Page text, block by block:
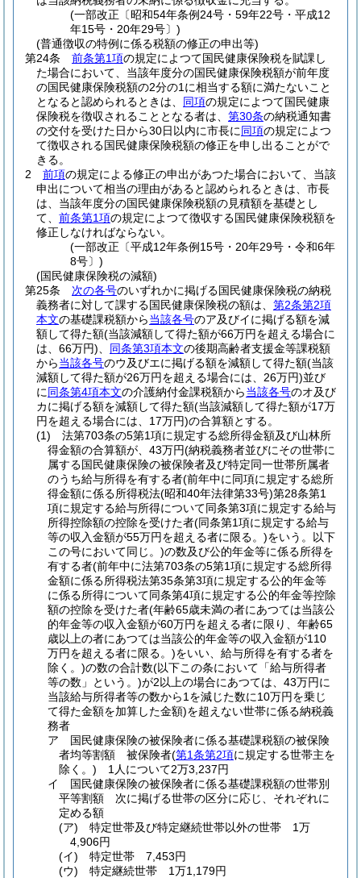
(一部改正〔昭和54年条例24号・59年22号・平成12
年15号・20年29号〕)
(普通徴収の特例に係る税額の修正の申出等)
第24条
前条第1項の規定によつて国民健康保険税を賦課し
た場合において、当該年度分の国民健康保険税額が前年度
の国民健康保険税額の2分の1に相当する額に満たないこと
となると認められるときは、 同項の規定によつて国民健康
保険税を徴収されることとなる者は、 第30条の納税通知書
の交付を受けた日から30日以内に市長に同項の規定によつ
て徴収される国民健康保険税額の修正を申し出ることがで
きる。
2
前項の規定による修正の申出があつた場合において、当該
申出について相当の理由があると認められるときは、市長
は、当該年度分の国民健康保険税額の見積額を基礎とし
て、 前条第1項の規定によつて徴収する国民健康保険税額を
修正しなければならない。
(一部改正〔平成12年条例15号・20年29号・令和6年
8号〕)
(国民健康保険税の減額)
第25条
次の各号のいずれかに掲げる国民健康保険税の納税
義務者に対して課する国民健康保険税の額は、 第2条第2項
本文の基礎課税額から当該各号のア及びイに掲げる額を減
額して得た額(当該減額して得た額が66万円を超える場合に
は、66万円)
同条第3項本文の後期高齢者支援金等課税額
から当該各号のウ及びエに掲げる額を減額して得た額(当該
減額して得た額が26万円を超える場合には、26万円)並び
に同条第4項本文の介護納付金課税額から当該各号のオ及び
カに掲げる額を減額して得た額(当該減額して得た額が17万
円を超える場合には、17万円)の合算額とする。
(1)
法第703条の5第1項に規定する総所得金額及び山林所
得金額の合算額が、43万円(納税義務者並びにその世帯に
属する国民健康保険の被保険者及び特定同一世帯所属者
のうち給与所得を有する者(前年中に同項に規定する総所
得金額に係る所得税法(昭和40年法律第33号)第28条第1
項に規定する給与所得について同条第3項に規定する給与
所得控除額の控除を受けた者(同条第1項に規定する給与
等の収入金額が55万円を超える者に限る。)をいう。以下
この号において同じ。)の数及び公的年金等に係る所得を
有する者(前年中に法第703条の5第1項に規定する総所得
金額に係る所得税法第35条第3項に規定する公的年金等
に係る所得について同条第4項に規定する公的年金等控除
額の控除を受けた者(年齢65歳未満の者にあつては当該公
的年金等の収入金額が60万円を超える者に限り、年齢65
歳以上の者にあつては当該公的年金等の収入金額が110
万円を超える者に限る。)をいい、給与所得を有する者を
除く。)の数の合計数(以下この条において「給与所得者
等の数」という。)が2以上の場合にあつては、43万円に
当該給与所得者等の数から1を減じた数に10万円を乗じ
て得た金額を加算した金額)を超えない世帯に係る納税義
務者
ア
国民健康保険の被保険者に係る基礎課税額の被保険
者均等割額 被保険者(第1条第2項に規定する世帯主を
除く。) 1人について2万3,237円
イ
国民健康保険の被保険者に係る基礎課税額の世帯別
平等割額 次に掲げる世帯の区分に応じ、それぞれに
定める額
(ア)
特定世帯及び特定継続世帯以外の世帯 1万
4,906円
(イ)
特定世帯 7,453円
(ウ)
特定継続世帯 1万1,179円